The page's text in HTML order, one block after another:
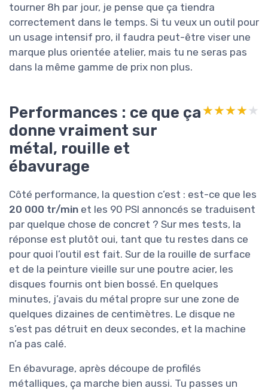
tourner 8h par jour, je pense que ça tiendra
correctement dans le temps. Si tu veux un outil pour
un usage intensif pro, il faudra peut-être viser une
marque plus orientée atelier, mais tu ne seras pas
dans la même gamme de prix non plus.
Performances : ce que ça
donne vraiment sur
métal, rouille et
ébavurage
★★★★★
★★★★★
Côté performance, la question c’est : est-ce que les
20 000 tr/min et les 90 PSI annoncés se traduisent
par quelque chose de concret ? Sur mes tests, la
réponse est plutôt oui, tant que tu restes dans ce
pour quoi l’outil est fait. Sur de la rouille de surface
et de la peinture vieille sur une poutre acier, les
disques fournis ont bien bossé. En quelques
minutes, j’avais du métal propre sur une zone de
quelques dizaines de centimètres. Le disque ne
s’est pas détruit en deux secondes, et la machine
n’a pas calé.
En ébavurage, après découpe de profilés
métalliques, ça marche bien aussi. Tu passes un